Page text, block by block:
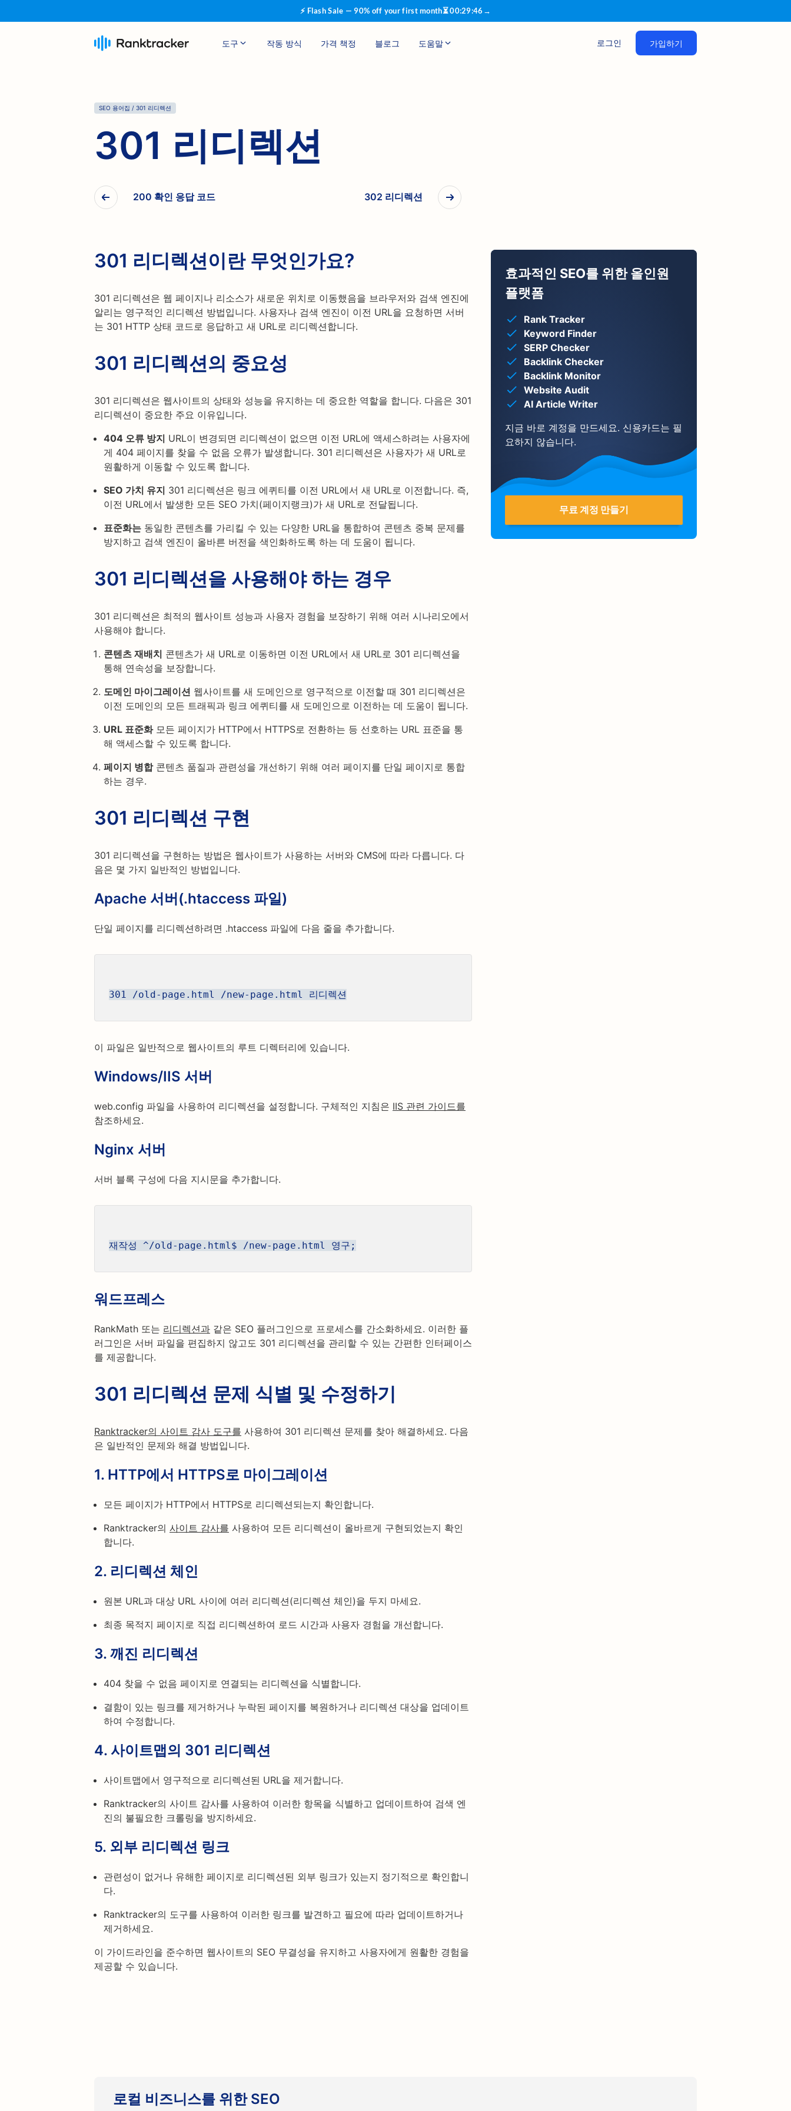
⚡ Flash Sale — 90% off your first month⏳00:29:45 →
도구 작동 방식 가격 책정 블로그 도움말 로그인 가입하기
SEO 용어집 / 301 리디렉션
301 리디렉션
200 확인 응답 코드 302 리디렉션
301 리디렉션이란 무엇인가요?
301 리디렉션은 웹 페이지나 리소스가 새로운 위치로 이동했음을 브라우저와 검색 엔진에
알리는 영구적인 리디렉션 방법입니다. 사용자나 검색 엔진이 이전 URL을 요청하면 서버
는 301 HTTP 상태 코드로 응답하고 새 URL로 리디렉션합니다.
301 리디렉션의 중요성
301 리디렉션은 웹사이트의 상태와 성능을 유지하는 데 중요한 역할을 합니다. 다음은 301
리디렉션이 중요한 주요 이유입니다.
404 오류 방지 URL이 변경되면 리디렉션이 없으면 이전 URL에 액세스하려는 사용자에
게 404 페이지를 찾을 수 없음 오류가 발생합니다. 301 리디렉션은 사용자가 새 URL로
원활하게 이동할 수 있도록 합니다.
SEO 가치 유지 301 리디렉션은 링크 에퀴티를 이전 URL에서 새 URL로 이전합니다. 즉,
이전 URL에서 발생한 모든 SEO 가치(페이지랭크)가 새 URL로 전달됩니다.
표준화는 동일한 콘텐츠를 가리킬 수 있는 다양한 URL을 통합하여 콘텐츠 중복 문제를
방지하고 검색 엔진이 올바른 버전을 색인화하도록 하는 데 도움이 됩니다.
301 리디렉션을 사용해야 하는 경우
301 리디렉션은 최적의 웹사이트 성능과 사용자 경험을 보장하기 위해 여러 시나리오에서
사용해야 합니다.
콘텐츠 재배치 콘텐츠가 새 URL로 이동하면 이전 URL에서 새 URL로 301 리디렉션을
통해 연속성을 보장합니다.
도메인 마이그레이션 웹사이트를 새 도메인으로 영구적으로 이전할 때 301 리디렉션은
이전 도메인의 모든 트래픽과 링크 에퀴티를 새 도메인으로 이전하는 데 도움이 됩니다.
URL 표준화모든 페이지가 HTTP에서 HTTPS로 전환하는 등 선호하는 URL 표준을 통
해 액세스할 수 있도록 합니다.
페이지 병합콘텐츠 품질과 관련성을 개선하기 위해 여러 페이지를 단일 페이지로 통합
하는 경우.
301 리디렉션 구현
301 리디렉션을 구현하는 방법은 웹사이트가 사용하는 서버와 CMS에 따라 다릅니다. 다
음은 몇 가지 일반적인 방법입니다.
Apache 서버(.htaccess 파일)
단일 페이지를 리디렉션하려면 .htaccess 파일에 다음 줄을 추가합니다.
301 /old-page.html /new-page.html 리디렉션
이 파일은 일반적으로 웹사이트의 루트 디렉터리에 있습니다.
Windows/IIS 서버
web.config 파일을 사용하여 리디렉션을 설정합니다. 구체적인 지침은 IIS 관련 가이드를
참조하세요.
Nginx 서버
서버 블록 구성에 다음 지시문을 추가합니다.
재작성 ^/old-page.html$ /new-page.html 영구;
워드프레스
RankMath 또는 리디렉션과 같은 SEO 플러그인으로 프로세스를 간소화하세요. 이러한 플
러그인은 서버 파일을 편집하지 않고도 301 리디렉션을 관리할 수 있는 간편한 인터페이스
를 제공합니다.
301 리디렉션 문제 식별 및 수정하기
Ranktracker의 사이트 감사 도구를 사용하여 301 리디렉션 문제를 찾아 해결하세요. 다음
은 일반적인 문제와 해결 방법입니다.
1. HTTP에서 HTTPS로 마이그레이션
모든 페이지가 HTTP에서 HTTPS로 리디렉션되는지 확인합니다.
Ranktracker의 사이트 감사를 사용하여 모든 리디렉션이 올바르게 구현되었는지 확인
합니다.
2. 리디렉션 체인
원본 URL과 대상 URL 사이에 여러 리디렉션(리디렉션 체인)을 두지 마세요.
최종 목적지 페이지로 직접 리디렉션하여 로드 시간과 사용자 경험을 개선합니다.
3. 깨진 리디렉션
404 찾을 수 없음 페이지로 연결되는 리디렉션을 식별합니다.
결함이 있는 링크를 제거하거나 누락된 페이지를 복원하거나 리디렉션 대상을 업데이트
하여 수정합니다.
4. 사이트맵의 301 리디렉션
사이트맵에서 영구적으로 리디렉션된 URL을 제거합니다.
Ranktracker의 사이트 감사를 사용하여 이러한 항목을 식별하고 업데이트하여 검색 엔
진의 불필요한 크롤링을 방지하세요.
5. 외부 리디렉션 링크
관련성이 없거나 유해한 페이지로 리디렉션된 외부 링크가 있는지 정기적으로 확인합니
다.
Ranktracker의 도구를 사용하여 이러한 링크를 발견하고 필요에 따라 업데이트하거나
제거하세요.
이 가이드라인을 준수하면 웹사이트의 SEO 무결성을 유지하고 사용자에게 원활한 경험을
제공할 수 있습니다.
효과적인 SEO를 위한 올인원
플랫폼
Rank Tracker
Keyword Finder
SERP Checker
Backlink Checker
Backlink Monitor
Website Audit
AI Article Writer
지금 바로 계정을 만드세요. 신용카드는 필
요하지 않습니다.
무료 계정 만들기
로컬 비즈니스를 위한 SEO